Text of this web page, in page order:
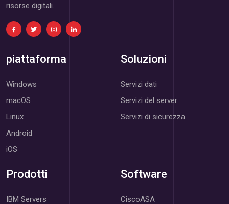
risorse digitali.
piattaforma
Windows
macOS
Linux
Android
iOS
Soluzioni
Servizi dati
Servizi del server
Servizi di sicurezza
Prodotti
IBM Servers
Software
CiscoASA